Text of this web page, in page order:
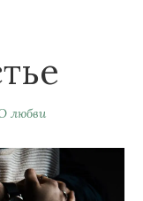
любви